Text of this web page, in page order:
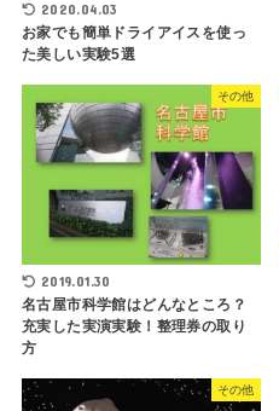
2020.04.03
お家でも簡単ドライアイスを使っ
た美しい実験5選
その他
2019.01.30
名古屋市科学館はどんなところ？
充実した実演実験！整理券の取り
方
その他